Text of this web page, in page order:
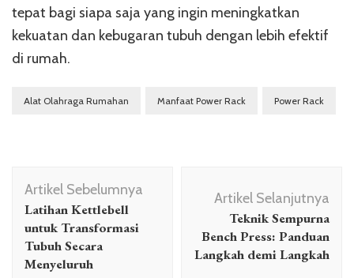
tepat bagi siapa saja yang ingin meningkatkan
kekuatan dan kebugaran tubuh dengan lebih efektif
di rumah.
Alat Olahraga Rumahan Manfaat Power Rack Power Rack
Navigasi
Artikel
Artikel Sebelumnya
Latihan Kettlebell
untuk Transformasi
Tubuh Secara
Menyeluruh
Artikel Selanjutnya
Teknik Sempurna
Bench Press: Panduan
Langkah demi Langkah